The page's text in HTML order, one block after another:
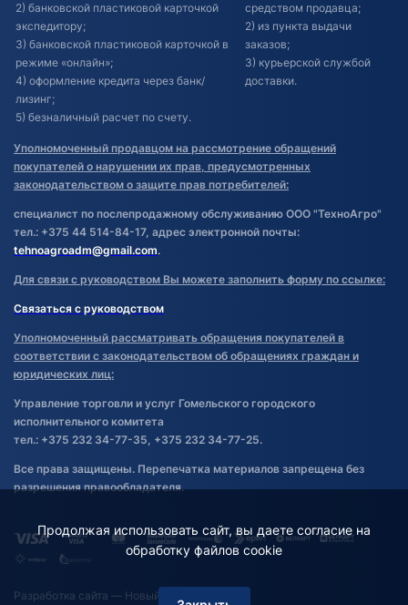
2) банковской пластиковой карточкой
экспедитору;
3) банковской пластиковой карточкой в
режиме «онлайн»;
4) оформление кредита через банк/
лизинг;
5) безналичный расчет по счету.
средством продавца;
2) из пункта выдачи
заказов;
3) курьерской службой
доставки.
Уполномоченный продавцом на рассмотрение обращений
покупателей о нарушении их прав, предусмотренных
законодательством о защите прав потребителей:
специалист по послепродажному обслуживанию ООО "ТехноАгро"
тел.: +375 44 514-84-17, адрес электронной почты:
tehnoagroadm@gmail.com.
Для связи с руководством Вы можете заполнить форму по ссылке:
Связаться с руководством
Уполномоченный рассматривать обращения покупателей в
соответствии с законодательством об обращениях граждан и
юридических лиц:
Управление торговли и услуг Гомельского городского
исполнительного комитета
тел.: +375 232 34-77-35, +375 232 34-77-25.
Все права защищены. Перепечатка материалов запрещена без
разрешения правообладателя.
Разработка сайта — Новый Сайт
Продолжая использовать сайт, вы даете согласие на
обработку файлов cookie